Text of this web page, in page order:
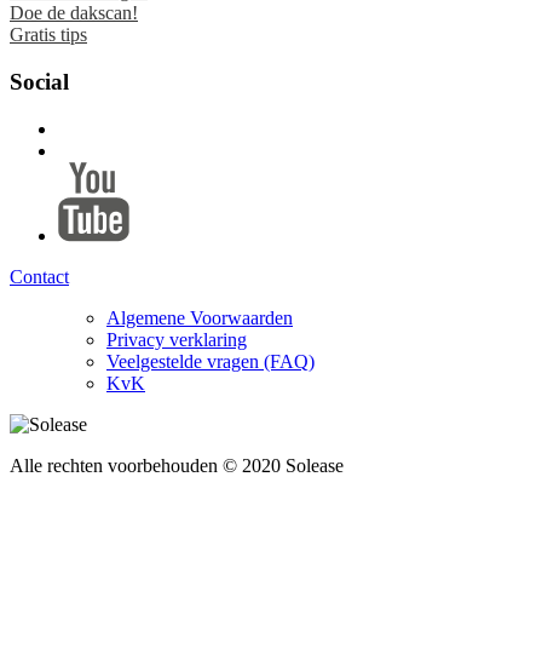
Doe de dakscan!
Gratis tips
Social
Contact
Algemene Voorwaarden
Privacy verklaring
Veelgestelde vragen (FAQ)
KvK
Alle rechten voorbehouden © 2020 Solease